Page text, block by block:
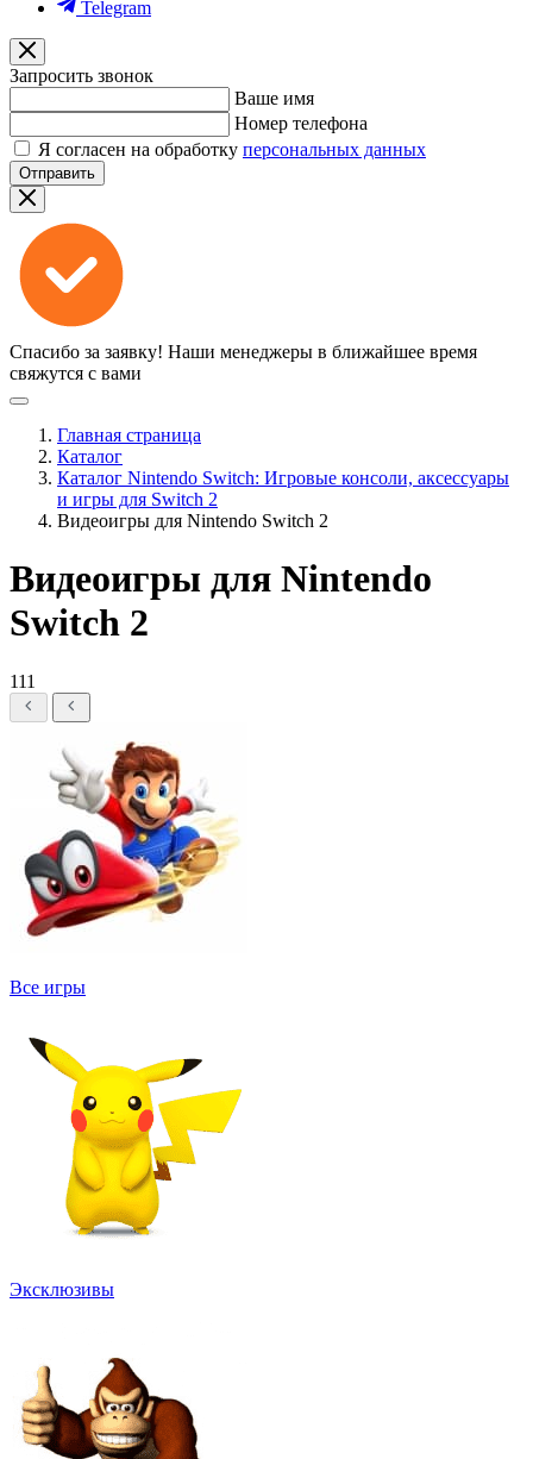
Telegram
Запросить звонок
Ваше имя
Номер телефона
Я согласен на обработку персональных данных
Отправить
Спасибо за заявку! Наши менеджеры в ближайшее время
свяжутся с вами
Главная страница
Каталог
Каталог Nintendo Switch: Игровые консоли, аксессуары
и игры для Switch 2
Видеоигры для Nintendo Switch 2
Видеоигры для Nintendo
Switch 2
111
Все игры
Эксклюзивы